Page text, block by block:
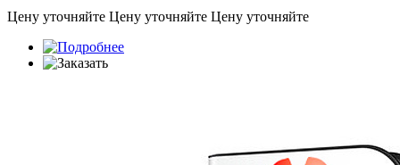
Цену уточняйте Цену уточняйте Цену уточняйте